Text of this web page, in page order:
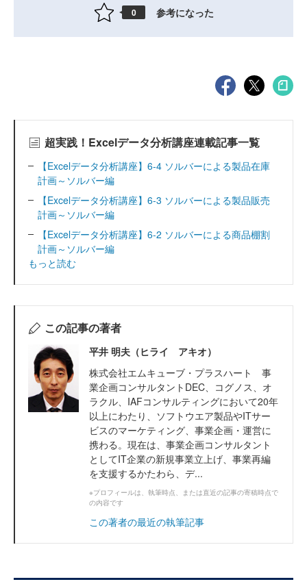
0 参考になった
超実践！Excelデータ分析講座連載記事一覧
【Excelデータ分析講座】6-4 ソルバーによる製品在庫
計画～ソルバー編
【Excelデータ分析講座】6-3 ソルバーによる製品販売
計画～ソルバー編
【Excelデータ分析講座】6-2 ソルバーによる商品棚割
計画～ソルバー編
もっと読む
この記事の著者
平井 明夫（ヒライ アキオ）
株式会社エムキューブ・プラスハート 事
業企画コンサルタントDEC、コグノス、オ
ラクル、IAFコンサルティングにおいて20年
以上にわたり、ソフトウエア製品やITサー
ビスのマーケティング、事業企画・運営に
携わる。現在は、事業企画コンサルタント
としてIT企業の新規事業立上げ、事業再編
を支援するかたわら、デ...
※プロフィールは、執筆時点、または直近の記事の寄稿時点で
の内容です
この著者の最近の執筆記事